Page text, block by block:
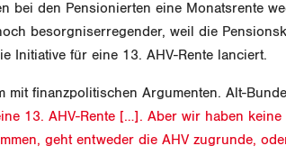
bei den Pensionierten eine Monatsrente
besorgniserregender, weil die
Initiative für eine 13. AHV-Rente lanciert.
mit finanzpolitischen Argumenten. Alt-
13. AHV-Rente […]. Aber wir haben keine
geht entweder die AHV zugrunde,